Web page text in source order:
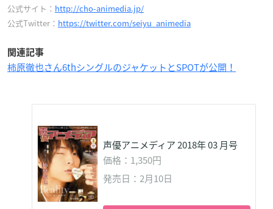
公式サイト： http://cho-animedia.jp/
公式Twitter： https://twitter.com/seiyu_animedia
関連記事
柿原徹也さん6thシングルのジャケットとSPOTが公開！
声優アニメディア 2018年 03 月号
価格：1,350円
発売日：2月10日